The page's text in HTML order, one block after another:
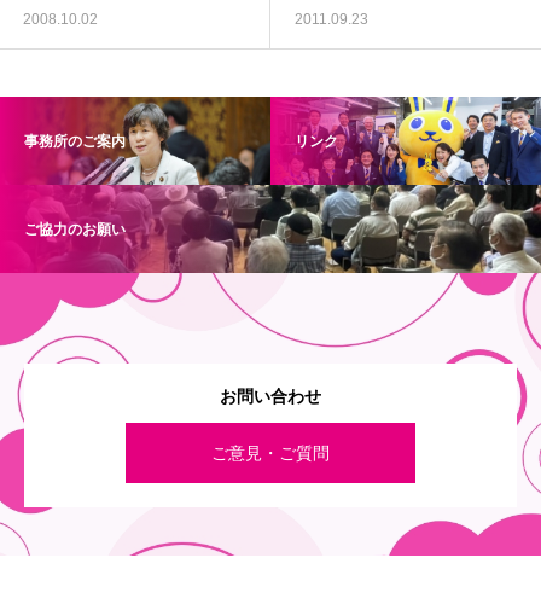
2008.10.02 2011.09.23
事務所のご案内 リンク
ご協力のお願い
お問い合わせ
ご意見・ご質問